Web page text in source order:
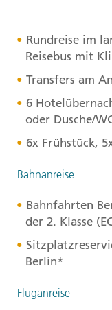
Rundreise im
Reisebus mit
Transfers am
6
oder Dusche/
6x Frühstück,
Bahnanreise
Bahnfahrten
der 2. Klasse
Berlin*
Fluganreise